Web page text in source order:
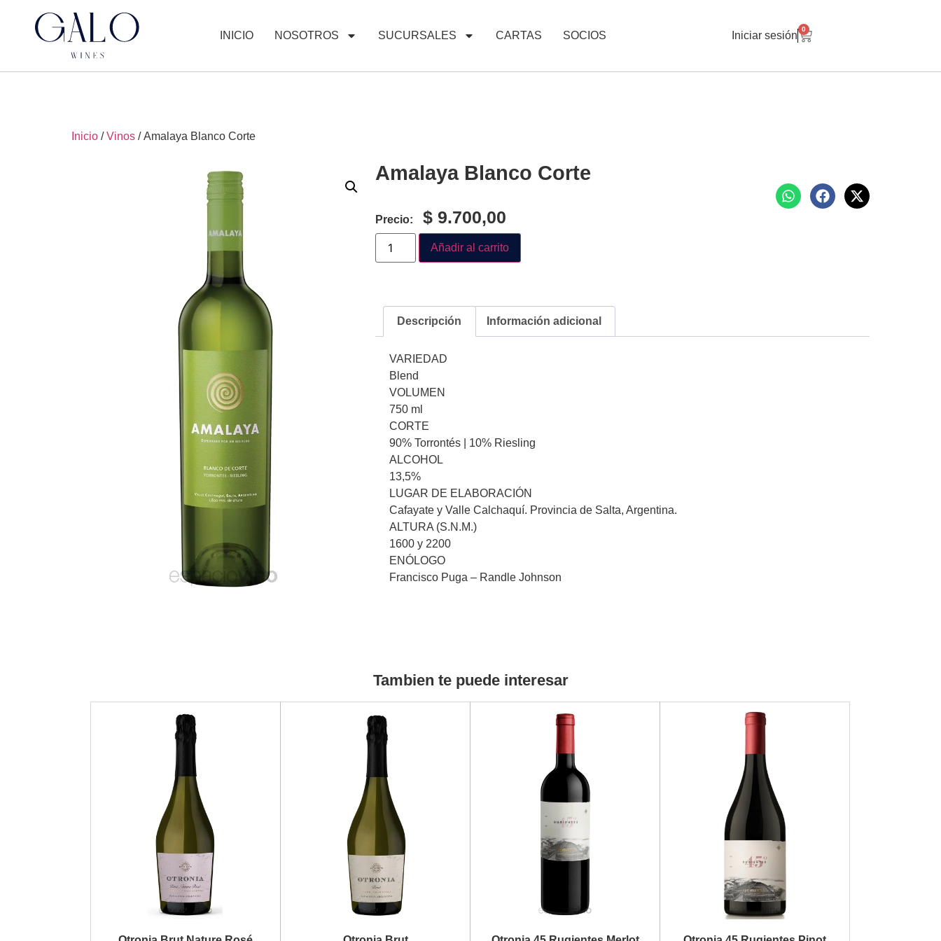
INICIO NOSOTROS SUCURSALES CARTAS SOCIOS Iniciar sesión
0
Inicio / Vinos / Amalaya Blanco Corte
Amalaya Blanco Corte
Precio: $ 9.700,00
Añadir al carrito
Descripción Información adicional
VARIEDAD
Blend
VOLUMEN
750 ml
CORTE
90% Torrontés | 10% Riesling
ALCOHOL
13,5%
LUGAR DE ELABORACIÓN
Cafayate y Valle Calchaquí. Provincia de Salta, Argentina.
ALTURA (S.N.M.)
1600 y 2200
ENÓLOGO
Francisco Puga – Randle Johnson
Tambien te puede interesar